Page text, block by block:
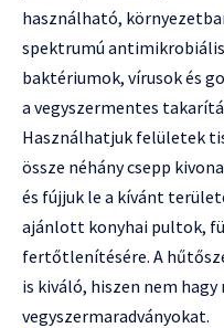
használható,
spektrumú
baktériumok, vírusok és
a vegyszermentes
Használhatjuk felületek
össze néhány csepp
és fújjuk le a kívánt
ajánlott konyhai pultok,
fertőtlenítésére. A
is kiváló, hiszen nem
vegyszermaradványokat.